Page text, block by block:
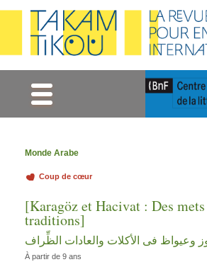
Monde Arabe
Coup de cœur
[Karagöz et Hacivat : Des mets
traditions]
وعيواظ فى الأكلات والعادات الظِّراف
À partir de 9 ans